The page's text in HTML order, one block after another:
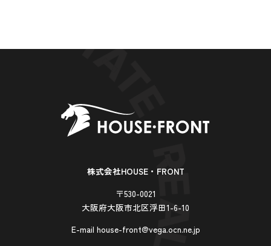
株式会社HOUSE・FRONT
〒530-0021
大阪府大阪市北区浮田1-6-10
E-mail house-front@vega.ocn.ne.jp